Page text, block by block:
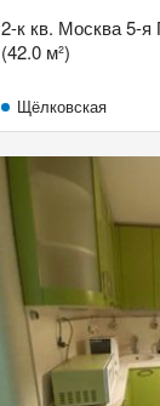
2-к кв. Москва 5-я
(42.0 м²)
Щёлковская